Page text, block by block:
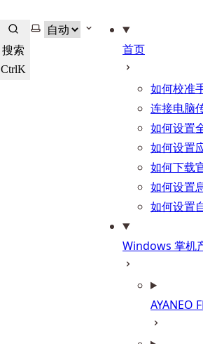
搜索
CtrlK
选择主题
首页
如何校准
连接电脑
如何设置
如何设置
如何下载
如何设置
如何设置
Windows 掌机
AYANEO